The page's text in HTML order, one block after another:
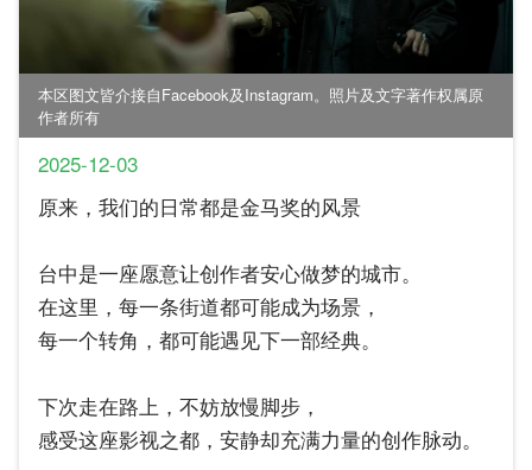
本区图文皆介接自Facebook及Instagram。照片及文字著作权属原
作者所有
2025-12-03
原来，我们的日常都是金马奖的风景
台中是一座愿意让创作者安心做梦的城市。
在这里，每一条街道都可能成为场景，
每一个转角，都可能遇见下一部经典。
下次走在路上，不妨放慢脚步，
感受这座影视之都，安静却充满力量的创作脉动。